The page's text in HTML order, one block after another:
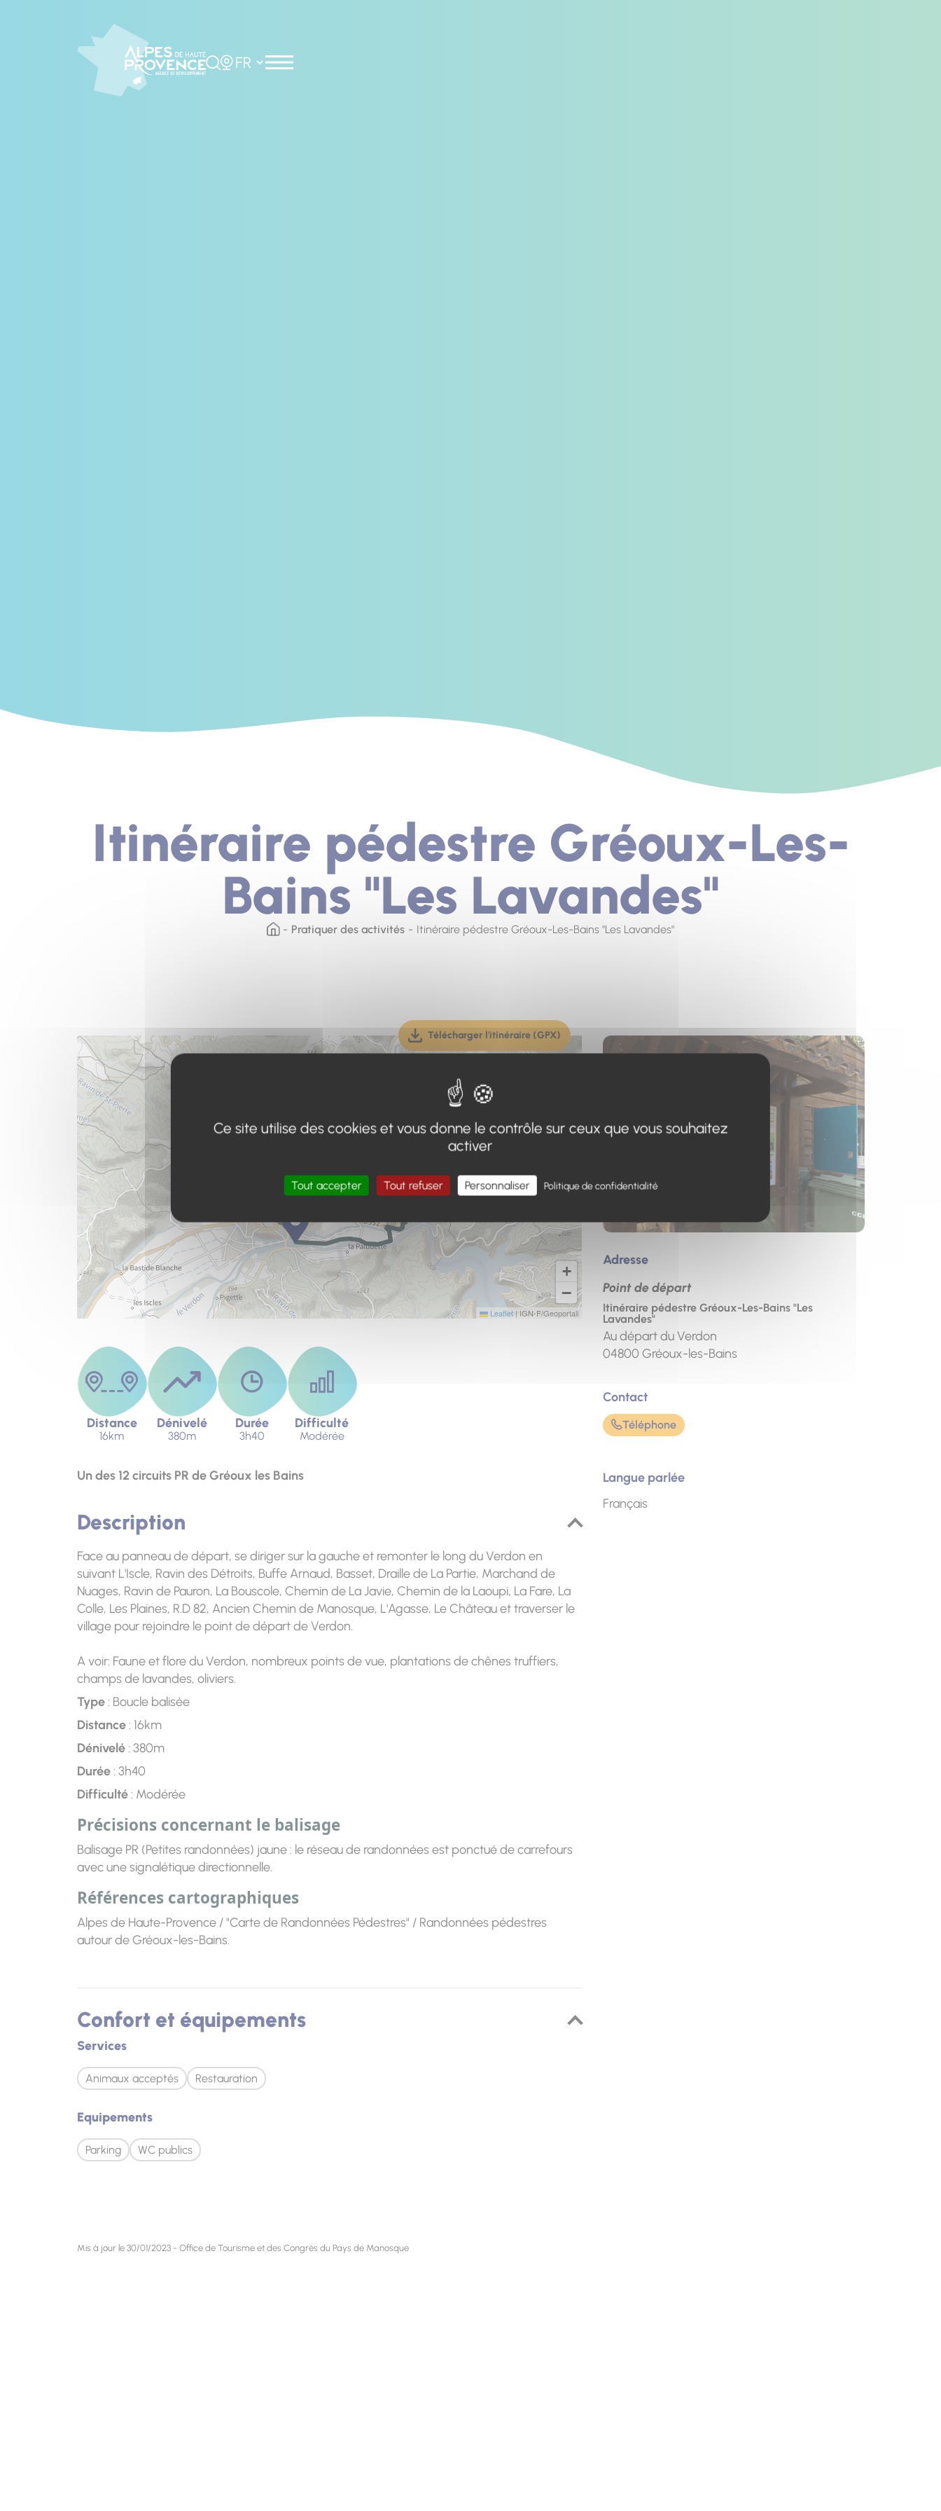
Rechercher
Choisir la langue
Itinéraire pédestre Gréoux-Les-
Bains "Les Lavandes"
Pratiquer des activités Itinéraire pédestre Gréoux-Les-Bains "Les Lavandes"
+
−
Leaflet |IGN-F/Geoportail
Télécharger l'itinéraire (GPX)
(téléchargement, ouverture dans un nouvel onglet)
Distance
16km
Dénivelé
380m
Durée
3h40
Difficulté
Modérée
Un des 12 circuits PR de Gréoux les Bains
Description
Face au panneau de départ, se diriger sur la gauche et remonter le long du Verdon en
suivant L'Iscle, Ravin des Détroits, Buffe Arnaud, Basset, Draille de La Partie, Marchand de
Nuages, Ravin de Pauron, La Bouscole, Chemin de La Javie, Chemin de la Laoupi, La Fare, La
Colle, Les Plaines, R.D 82, Ancien Chemin de Manosque, L'Agasse, Le Château et traverser le
village pour rejoindre le point de départ de Verdon.
A voir: Faune et flore du Verdon, nombreux points de vue, plantations de chênes truffiers,
champs de lavandes, oliviers.
Type: Boucle balisée
Distance: 16km
Dénivelé: 380m
Durée: 3h40
Difficulté: Modérée
Précisions concernant le balisage
Balisage PR (Petites randonnées) jaune : le réseau de randonnées est ponctué de carrefours
avec une signalétique directionnelle.
Références cartographiques
Alpes de Haute-Provence / "Carte de Randonnées Pédestres" / Randonnées pédestres
autour de Gréoux-les-Bains.
Confort et équipements
Services
Animaux acceptés Restauration
Equipements
Parking WC publics
Adresse
Point de départ
Itinéraire pédestre Gréoux-Les-Bains "Les
Lavandes"
Au départ du Verdon
04800 Gréoux-les-Bains
Contact
Téléphone
Langue parlée
Français
Mis à jour le 30/01/2023 - Office de Tourisme et des Congrès du Pays de Manosque
Ce site utilise des cookies et vous donne le contrôle sur ceux que vous souhaitez
activer
Tout accepter Tout refuser Personnaliser Politique de confidentialité